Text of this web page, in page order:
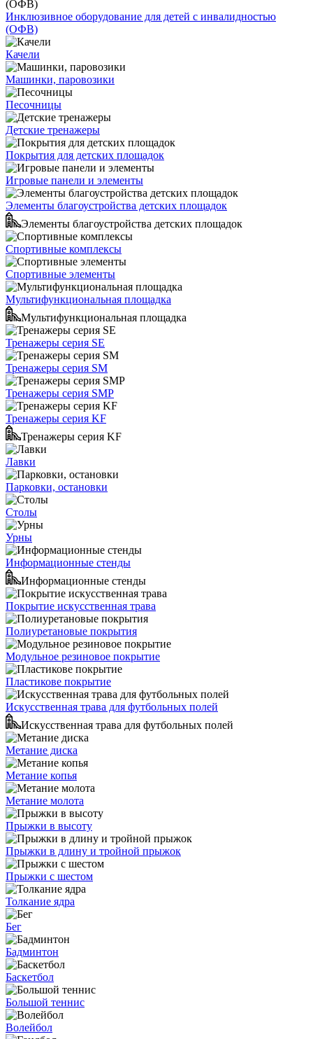
Инклюзивное оборудование для детей с инвалидностью
(ОФВ)
Качели
Машинки, паровозики
Песочницы
Детские тренажеры
Покрытия для детских площадок
Игровые панели и элементы
Элементы благоустройства детских площадок
Элементы благоустройства детских площадок
Спортивные комплексы
Спортивные элементы
Мультифункциональная площадка
Мультифункциональная площадка
Тренажеры серия SE
Тренажеры серия SM
Тренажеры серия SMP
Тренажеры серия KF
Тренажеры серия KF
Лавки
Парковки, остановки
Столы
Урны
Информационные стенды
Информационные стенды
Покрытие искусственная трава
Полиуретановые покрытия
Модульное резиновое покрытие
Пластикове покрытие
Искусственная трава для футбольных полей
Искусственная трава для футбольных полей
Метание диска
Метание копья
Метание молота
Прыжки в высоту
Прыжки в длину и тройной прыжок
Прыжки с шестом
Толкание ядра
Бег
Бадминтон
Баскетбол
Большой теннис
Волейбол